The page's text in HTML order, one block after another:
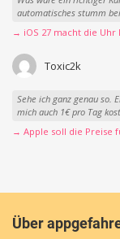
automatisches stumm
→ iOS 27 macht die
Toxic2k
Sehe ich ganz genau so.
mich auch 1€ pro Tag
→ Apple soll die Preise
Über